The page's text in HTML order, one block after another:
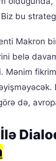
bu
Makron
belə
Mənim
də,